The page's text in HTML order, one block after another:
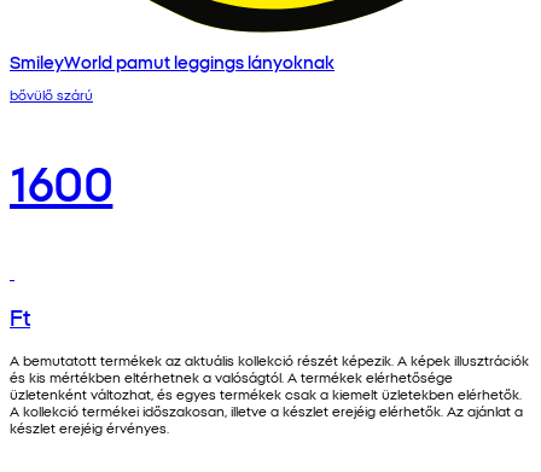
SmileyWorld pamut leggings lányoknak
bővülő szárú
1600
Ft
A bemutatott termékek az aktuális kollekció részét képezik. A képek illusztrációk
és kis mértékben eltérhetnek a valóságtól. A termékek elérhetősége
üzletenként változhat, és egyes termékek csak a kiemelt üzletekben elérhetők.
A kollekció termékei időszakosan, illetve a készlet erejéig elérhetők. Az ajánlat a
készlet erejéig érvényes.